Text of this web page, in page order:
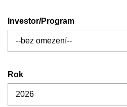
Investor/Program
Rok